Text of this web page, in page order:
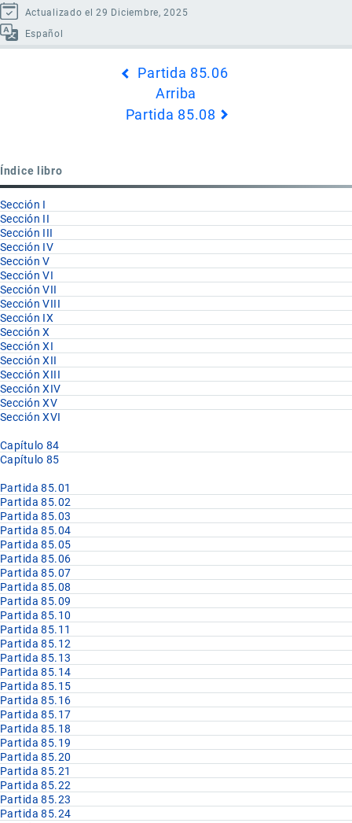
Actualizado el 29 Diciembre, 2025
Español
85.07
Partida 85.06
Arriba
Partida 85.08
Índice libro
Sección I
Sección II
Sección III
Sección IV
Sección V
Sección VI
Sección VII
Sección VIII
Sección IX
Sección X
Sección XI
Sección XII
Sección XIII
Sección XIV
Sección XV
Sección XVI
Capítulo 84
Capítulo 85
Partida 85.01
Partida 85.02
Partida 85.03
Partida 85.04
Partida 85.05
Partida 85.06
Partida 85.07
Partida 85.08
Partida 85.09
Partida 85.10
Partida 85.11
Partida 85.12
Partida 85.13
Partida 85.14
Partida 85.15
Partida 85.16
Partida 85.17
Partida 85.18
Partida 85.19
Partida 85.20
Partida 85.21
Partida 85.22
Partida 85.23
Partida 85.24